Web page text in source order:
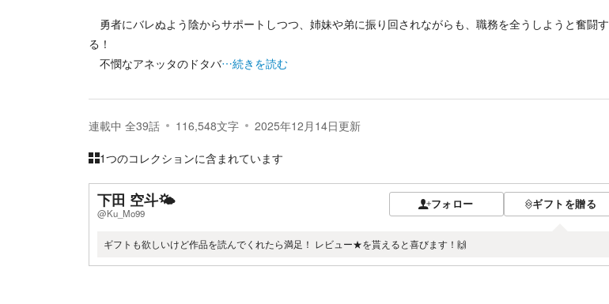
勇者にバレぬよう陰からサポートしつつ、姉妹や弟に振り回されながらも、職務を全うしようと奮闘す
る！
不憫なアネッタのドタバ…続きを読む
連載中 全39話 116,548文字 2025年12月14日更新
1つのコレクションに含まれています
下田 空斗🌤
@Ku_Mo99
フォロー ギフトを贈る
ギフトも欲しいけど作品を読んでくれたら満足！ レビュー★を貰えると喜びます！🙌